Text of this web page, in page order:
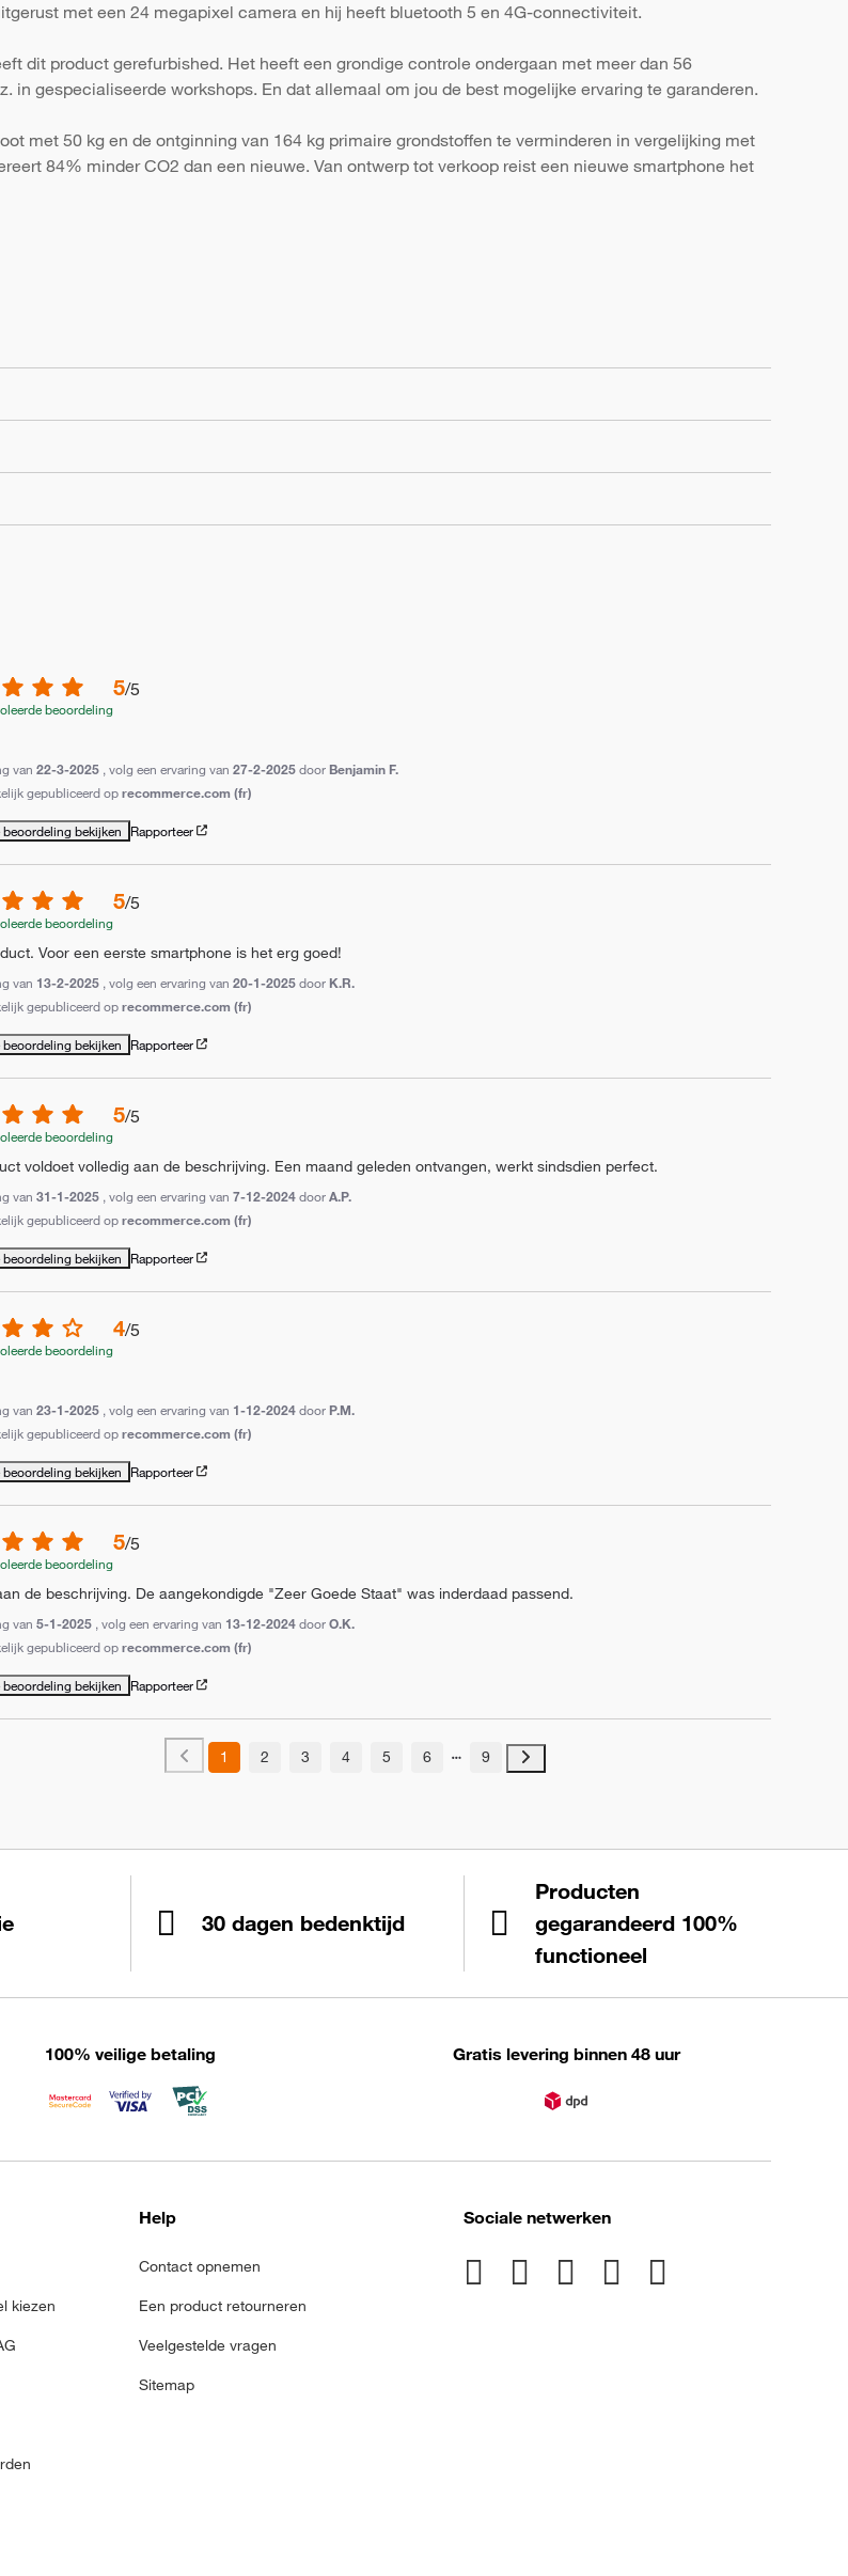
met een 24 megapixel camera en hij heeft bluetooth 5 en 4G-connectiviteit.
dit product gerefurbished. Het heeft een grondige controle ondergaan met meer dan 56
gespecialiseerde workshops. En dat allemaal om jou de best mogelijke ervaring te garanderen.
met 50 kg en de ontginning van 164 kg primaire grondstoffen te verminderen in vergelijking met
84% minder CO2 dan een nieuwe. Van ontwerp tot verkoop reist een nieuwe smartphone het
5/5
beoordeling
van22-3-2025 , volg een ervaring van27-2-2025 door Benjamin F.
gepubliceerd oprecommerce.com (fr)
bekijken Rapporteer
5/5
beoordeling
Voor een eerste smartphone is het erg goed!
van 13-2-2025 , volg een ervaring van20-1-2025 door K.R.
gepubliceerd oprecommerce.com (fr)
bekijken Rapporteer
5/5
beoordeling
voldoet volledig aan de beschrijving. Een maand geleden ontvangen, werkt sindsdien perfect.
van31-1-2025 , volg een ervaring van7-12-2024 doorA.P.
gepubliceerd oprecommerce.com (fr)
bekijken Rapporteer
4/5
beoordeling
van23-1-2025 , volg een ervaring van 1-12-2024 door P.M.
gepubliceerd oprecommerce.com (fr)
bekijken Rapporteer
5/5
beoordeling
de beschrijving. De aangekondigde "Zeer Goede Staat" was inderdaad passend.
van5-1-2025 , volg een ervaring van 13-12-2024 doorO.K.
gepubliceerd oprecommerce.com (fr)
bekijken Rapporteer
1 2 3 4 5 6 9
30 dagen bedenktijd
Producten
gegarandeerd 100%
functioneel
100% veilige betaling Gratis levering binnen 48 uur
kiezen
Help
Contact opnemen
Een product retourneren
Veelgestelde vragen
Sitemap
Sociale netwerken